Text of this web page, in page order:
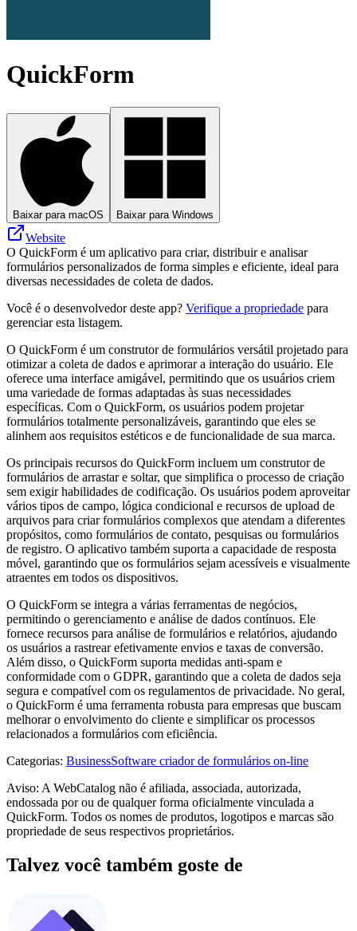
QuickForm
Baixar para macOS Baixar para Windows
Website
O QuickForm é um aplicativo para criar, distribuir e analisar
formulários personalizados de forma simples e eficiente, ideal para
diversas necessidades de coleta de dados.
Você é o desenvolvedor deste app? Verifique a propriedade para
gerenciar esta listagem.
O QuickForm é um construtor de formulários versátil projetado para
otimizar a coleta de dados e aprimorar a interação do usuário. Ele
oferece uma interface amigável, permitindo que os usuários criem
uma variedade de formas adaptadas às suas necessidades
específicas. Com o QuickForm, os usuários podem projetar
formulários totalmente personalizáveis, garantindo que eles se
alinhem aos requisitos estéticos e de funcionalidade de sua marca.
Os principais recursos do QuickForm incluem um construtor de
formulários de arrastar e soltar, que simplifica o processo de criação
sem exigir habilidades de codificação. Os usuários podem aproveitar
vários tipos de campo, lógica condicional e recursos de upload de
arquivos para criar formulários complexos que atendam a diferentes
propósitos, como formulários de contato, pesquisas ou formulários
de registro. O aplicativo também suporta a capacidade de resposta
móvel, garantindo que os formulários sejam acessíveis e visualmente
atraentes em todos os dispositivos.
O QuickForm se integra a várias ferramentas de negócios,
permitindo o gerenciamento e análise de dados contínuos. Ele
fornece recursos para análise de formulários e relatórios, ajudando
os usuários a rastrear efetivamente envios e taxas de conversão.
Além disso, o QuickForm suporta medidas anti-spam e
conformidade com o GDPR, garantindo que a coleta de dados seja
segura e compatível com os regulamentos de privacidade. No geral,
o QuickForm é uma ferramenta robusta para empresas que buscam
melhorar o envolvimento do cliente e simplificar os processos
relacionados a formulários com eficiência.
Categorias: BusinessSoftware criador de formulários on-line
Aviso: A WebCatalog não é afiliada, associada, autorizada,
endossada por ou de qualquer forma oficialmente vinculada a
QuickForm. Todos os nomes de produtos, logotipos e marcas são
propriedade de seus respectivos proprietários.
Talvez você também goste de